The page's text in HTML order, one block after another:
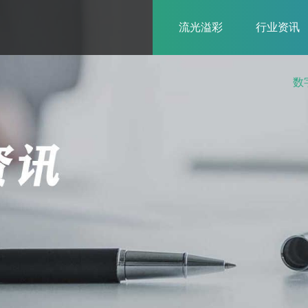
流光溢彩 行业资讯
数